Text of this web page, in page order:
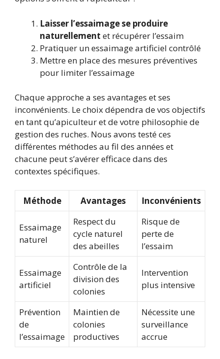
Laisser l’essaimage se produire
naturellement et récupérer l’essaim
Pratiquer un essaimage artificiel contrôlé
Mettre en place des mesures préventives
pour limiter l’essaimage
Chaque approche a ses avantages et ses
inconvénients. Le choix dépendra de vos objectifs
en tant qu’apiculteur et de votre philosophie de
gestion des ruches. Nous avons testé ces
différentes méthodes au fil des années et
chacune peut s’avérer efficace dans des
contextes spécifiques.
Méthode Avantages Inconvénients
Essaimage
naturel
Respect du
cycle naturel
des abeilles
Risque de
perte de
l’essaim
Essaimage
artificiel
Contrôle de la
division des
colonies
Intervention
plus intensive
Prévention
de
l’essaimage
Maintien de
colonies
productives
Nécessite une
surveillance
accrue